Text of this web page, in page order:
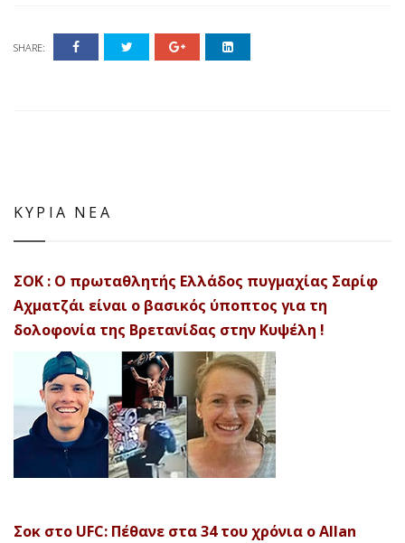
SHARE:
ΚΥΡΙΑ ΝΕΑ
ΣΟΚ : Ο πρωταθλητής Ελλάδος πυγμαχίας Σαρίφ
Αχματζάι είναι ο βασικός ύποπτος για τη
δολοφονία της Βρετανίδας στην Κυψέλη !
Σοκ στο UFC: Πέθανε στα 34 του χρόνια ο Allan